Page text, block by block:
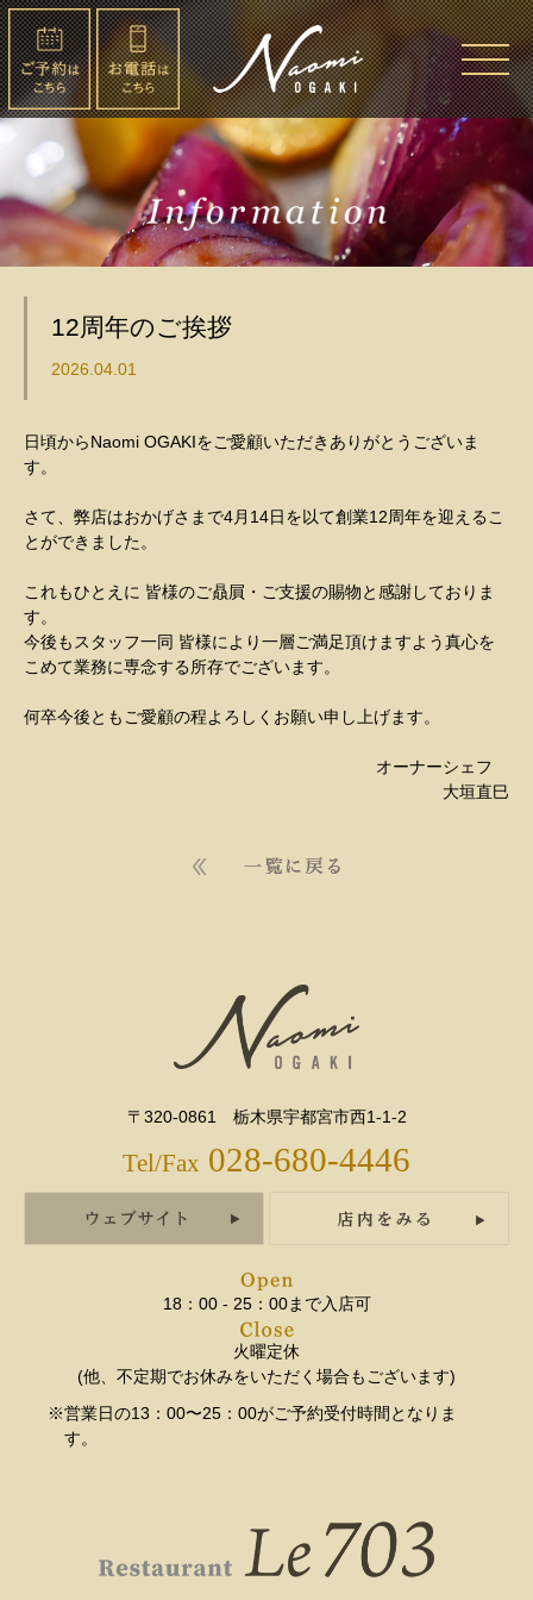
12周年のご挨拶
2026.04.01
日頃からNaomi OGAKIをご愛顧いただきありがとうございま
す。
さて、弊店はおかげさまで4月14日を以て創業12周年を迎えるこ
とができました。
これもひとえに 皆様のご贔屓・ご支援の賜物と感謝しておりま
す。
今後もスタッフ一同 皆様により一層ご満足頂けますよう真心を
こめて業務に専念する所存でございます。
何卒今後ともご愛顧の程よろしくお願い申し上げます。
オーナーシェフ
大垣直巳
〒320-0861 栃木県宇都宮市西1-1-2
Tel/Fax 028-680-4446
18：00 - 25：00まで入店可
火曜定休
(他、不定期でお休みをいただく場合もございます)
※営業日の13：00〜25：00がご予約受付時間となりま
す。